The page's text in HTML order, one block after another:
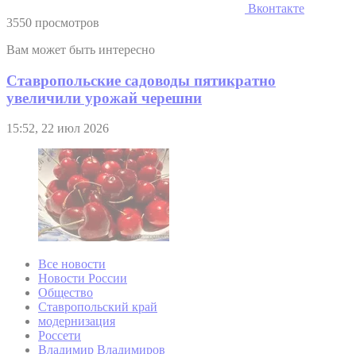
Вконтакте
3550 просмотров
Вам может быть интересно
Ставропольские садоводы пятикратно
увеличили урожай черешни
15:52, 22 июл 2026
Все новости
Новости России
Общество
Ставропольский край
модернизация
Россети
Владимир Владимиров